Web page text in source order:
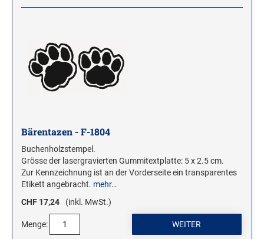
Bärentazen - F-1804
Buchenholzstempel.
Grösse der lasergravierten Gummitextplatte: 5 x 2.5 cm.
Zur Kennzeichnung ist an der Vorderseite ein transparentes
Etikett angebracht. mehr…
CHF 17,24
(inkl. MwSt.)
Menge: